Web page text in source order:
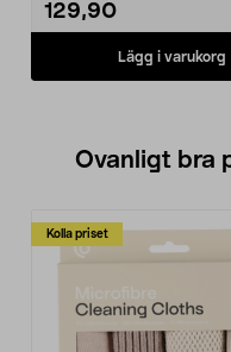
129,90
Lägg i varukorg
Ovanligt bra
Kolla priset